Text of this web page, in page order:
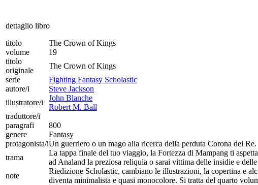
dettaglio libro
titolo
The Crown of Kings
volume
19
titolo
originale
The Crown of Kings
serie
Fighting Fantasy Scholastic
autore/i
Steve Jackson
illustratore/i
John Blanche
Robert M. Ball
traduttore/i
paragrafi
800
genere
Fantasy
protagonista/iUn guerriero o un mago alla ricerca della perduta Corona dei Re.
trama
La tappa finale del tuo viaggio, la Fortezza di Mampang ti
ad Analand la preziosa reliquia o sarai vittima delle insidie e
note
Riedizione Scholastic, cambiano le illustrazioni, la copertina e
diventa minimalista e quasi monocolore. Si tratta del quarto